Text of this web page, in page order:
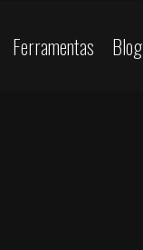
Ferramentas Blog